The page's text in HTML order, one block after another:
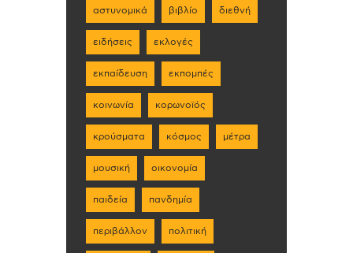
αστυνομικά βιβλίο διεθνή
ειδήσεις εκλογές
εκπαίδευση εκπομπές
κοινωνία κορωνοϊός
κρούσματα κόσμος μέτρα
μουσική οικονομία
παιδεία πανδημία
περιβάλλον πολιτική